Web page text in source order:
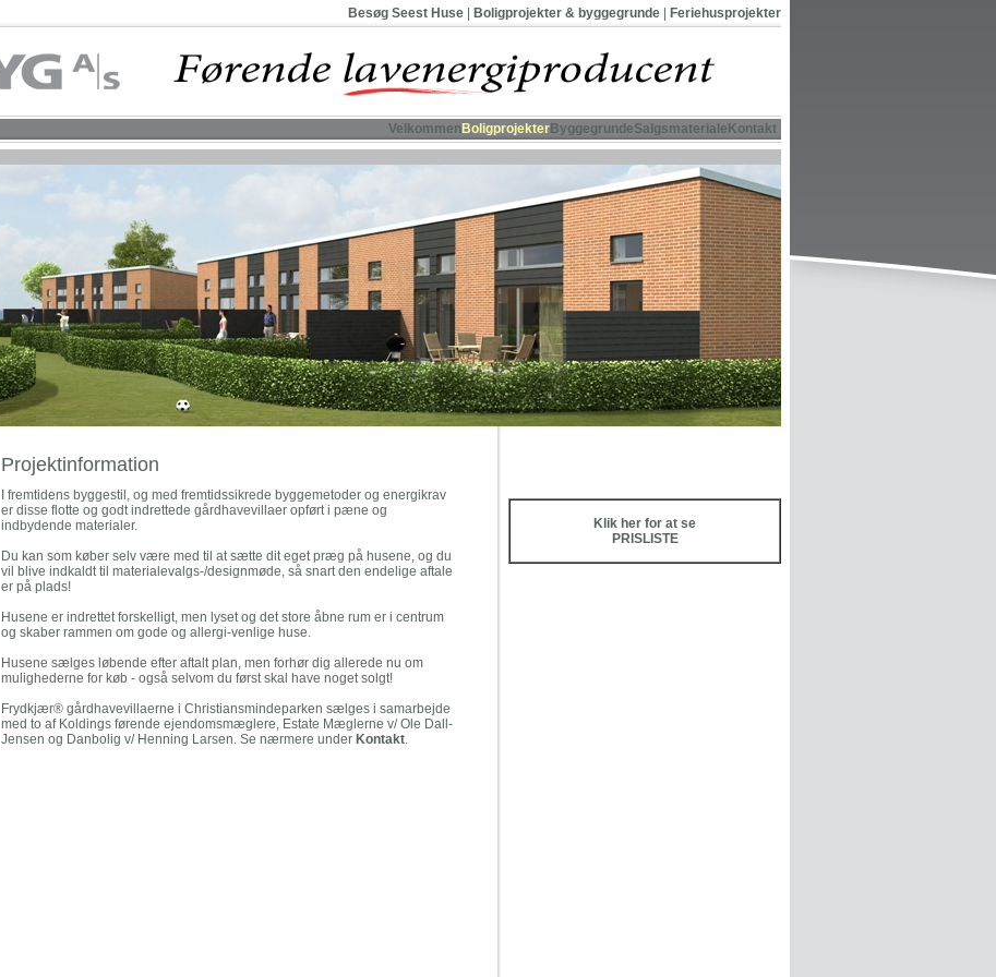
Besøg Seest Huse Boligprojekter & byggegrunde Feriehusprojekter
VelkommenBoligprojekter ByggegrundeSalgsmateriale Kontakt
Projektinformation
I fremtidens byggestil, og med fremtidssikrede byggemetoder og energikrav
er disse flotte og godt indrettede gårdhavevillaer opført i pæne og
indbydende materialer.
Du kan som køber selv være med til at sætte dit eget præg på husene, og du
vil blive indkaldt til materialevalgs-/designmøde, så snart den endelige aftale
er på plads!
Husene er indrettet forskelligt, men lyset og det store åbne rum er i centrum
og skaber rammen om gode og allergi-venlige huse.
Husene sælges løbende efter aftalt plan, men forhør dig allerede nu om
mulighederne for køb - også selvom du først skal have noget solgt!
Frydkjær® gårdhavevillaerne i Christiansmindeparken sælges i samarbejde
med to af Koldings førende ejendomsmæglere, Estate Mæglerne v/ Ole Dall-
Jensen og Danbolig v/ Henning Larsen. Se nærmere under Kontakt.
Klik her for at se
PRISLISTE